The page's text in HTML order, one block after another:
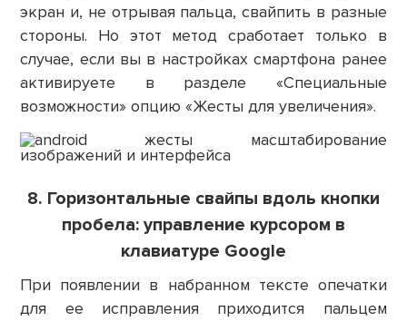
экран и, не отрывая пальца, свайпить в разные
стороны. Но этот метод сработает только в
случае, если вы в настройках смартфона ранее
активируете в разделе «Специальные
возможности» опцию «Жесты для увеличения».
8. Горизонтальные свайпы вдоль кнопки
пробела: управление курсором в
клавиатуре Google
При появлении в набранном тексте опечатки
для ее исправления приходится пальцем